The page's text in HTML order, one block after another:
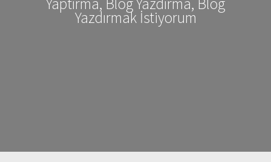
Yazdırmak İstiyorum